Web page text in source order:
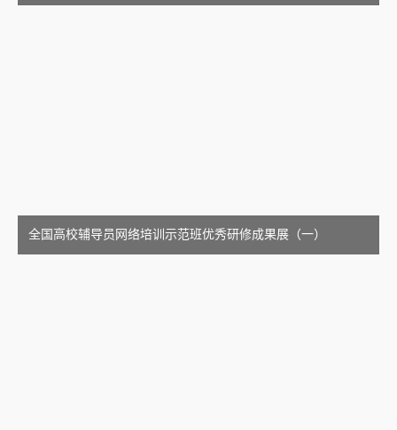
全国高校辅导员网络培训示范班优秀研修成果展（一）